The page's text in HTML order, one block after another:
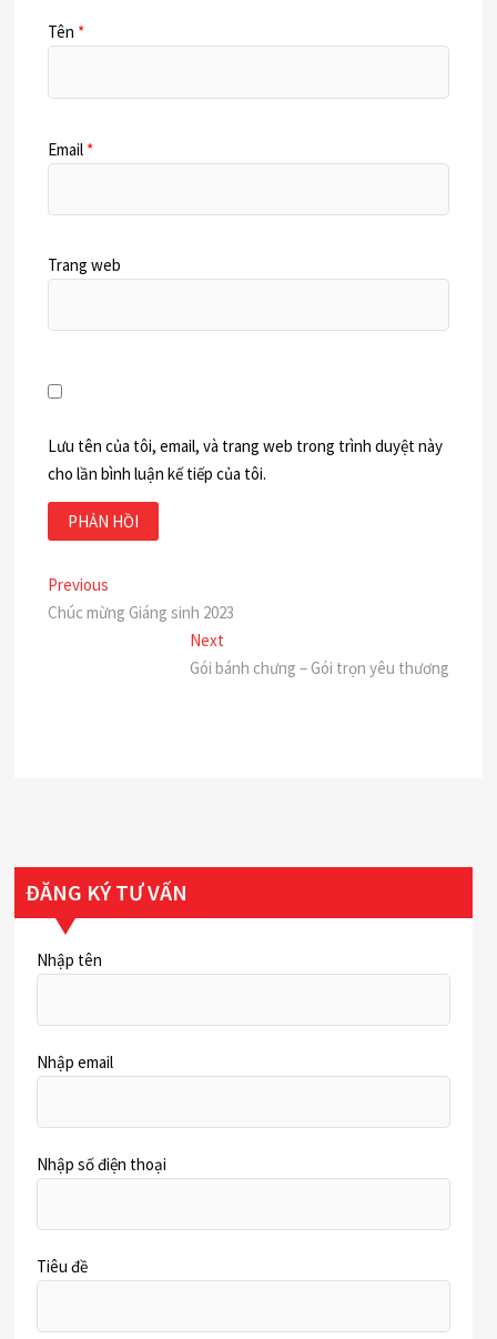
Tên *
Email *
Trang web
Lưu tên của tôi, email, và trang web trong trình duyệt này
cho lần bình luận kế tiếp của tôi.
Điều
hướng
Previous
post:
Chúc mừng Giáng sinh 2023
NextNext
post:
Gói bánh chưng – Gói trọn yêu thương
ĐĂNG KÝ TƯ VẤN
Nhập tên
Nhập email
Nhập số điện thoại
Tiêu đề